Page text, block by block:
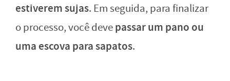
estiverem sujas. Em seguida, para finalizar
o processo, você devepassar um pano ou
uma escova para sapatos.